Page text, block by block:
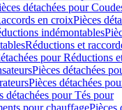
détachées pour
en croixPièces
indémontables
Réductions et
pour Réductions
Pièces détachées
Pièces détachées
détachées pour Tés pour
pour chauffagePièces